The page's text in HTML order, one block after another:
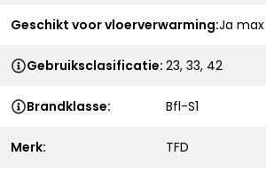
Geschikt voor vloerverwarming:Ja max
Gebruiksclasificatie: 23, 33, 42
Brandklasse: Bfl-S1
Merk: TFD